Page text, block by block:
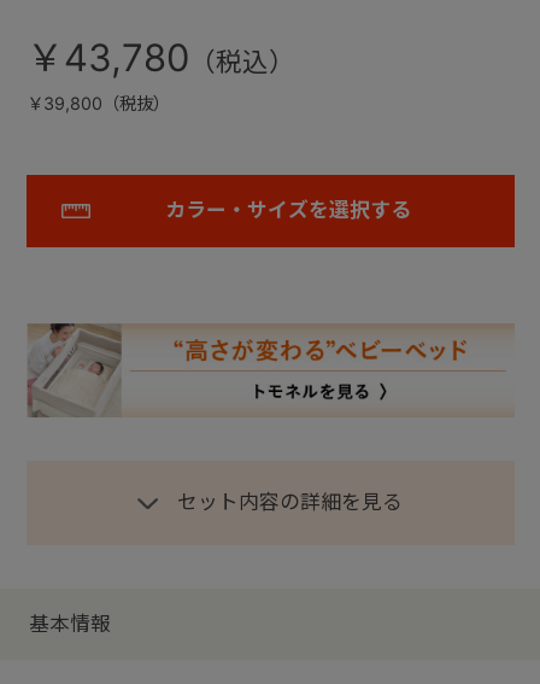
￥43,780
￥39,800（税抜）
カラー・サイズを選択する
基本情報
セット内容の詳細を見る